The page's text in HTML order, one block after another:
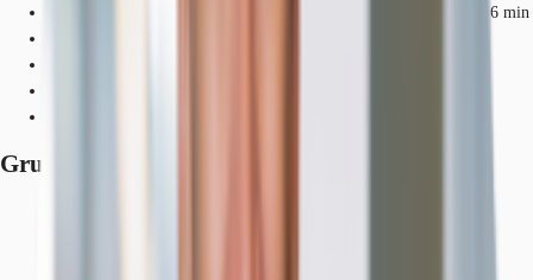
Straßenbahn/Tram, Christophstraße / Mediapark 12, 15, Gehzeit: 6 min
Grundrisse